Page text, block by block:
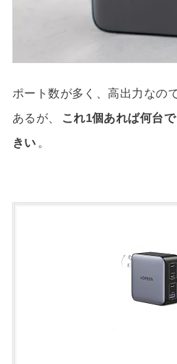
ポート数が多く、高出力なの
あるが、
これ1個あれば何台
きい 。